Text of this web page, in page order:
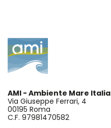
AMI - Ambiente Mare Italia
Via Giuseppe Ferrari, 4
00195 Roma
C.F. 97981470582